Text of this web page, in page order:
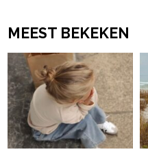
MEEST BEKEKEN